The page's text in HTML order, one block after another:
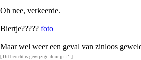
Oh nee, verkeerde.
Biertje????? foto
Maar wel weer een geval van zinloos
[ Dit bericht is gewijzigd door jp_f1 ]